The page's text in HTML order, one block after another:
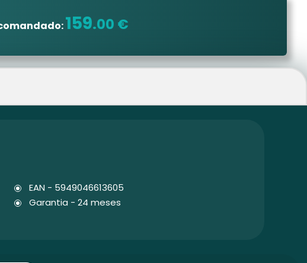
159.00 €
EAN - 5949046613605
Garantia - 24 meses